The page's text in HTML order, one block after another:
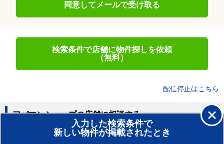
同意してメールで受け取る
検索条件で店舗に物件探しを依頼
（無料）
配信停止はこちら
入力した検索条件で
新しい物件が掲載されたとき
アパマンショップの店舗に相談する
賃貸のプロがお部屋探し！